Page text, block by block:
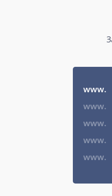
www.
www.
www.
www.
www.